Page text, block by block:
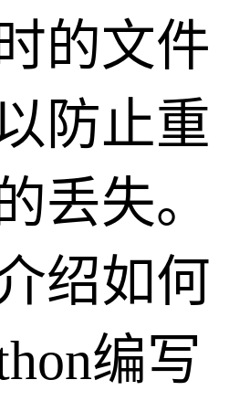
的文件
防止重
丢失。
绍如何
编写